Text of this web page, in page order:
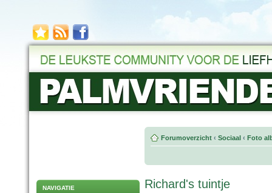
NAVIGATIE
Forumoverzicht ‹ Sociaal ‹ Foto
Richard's tuintje